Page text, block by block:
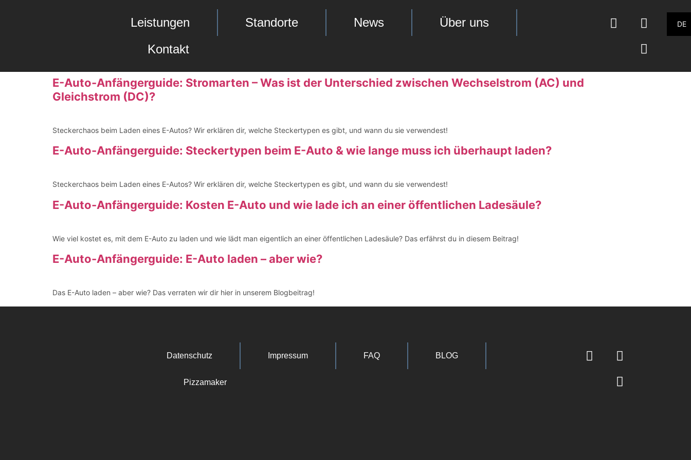
Leistungen Standorte News
Über uns
Kontakt
DE
E-Auto-Anfängerguide: Stromarten – Was ist der Unterschied zwischen Wechselstrom (AC) und
Gleichstrom (DC)?
Steckerchaos beim Laden eines E-Autos? Wir erklären dir, welche Steckertypen es gibt, und wann du sie verwendest!
E-Auto-Anfängerguide: Steckertypen beim E-Auto & wie lange muss ich überhaupt laden?
Steckerchaos beim Laden eines E-Autos? Wir erklären dir, welche Steckertypen es gibt, und wann du sie verwendest!
E-Auto-Anfängerguide: Kosten E-Auto und wie lade ich an einer öffentlichen Ladesäule?
Wie viel kostet es, mit dem E-Auto zu laden und wie lädt man eigentlich an einer öffentlichen Ladesäule? Das erfährst du in diesem Beitrag!
E-Auto-Anfängerguide: E-Auto laden – aber wie?
Das E-Auto laden – aber wie? Das verraten wir dir hier in unserem Blogbeitrag!
Datenschutz Impressum FAQ BLOG
Pizzamaker